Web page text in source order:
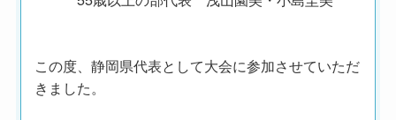
この度、静岡県代表として大会に参加させていただ
きました。